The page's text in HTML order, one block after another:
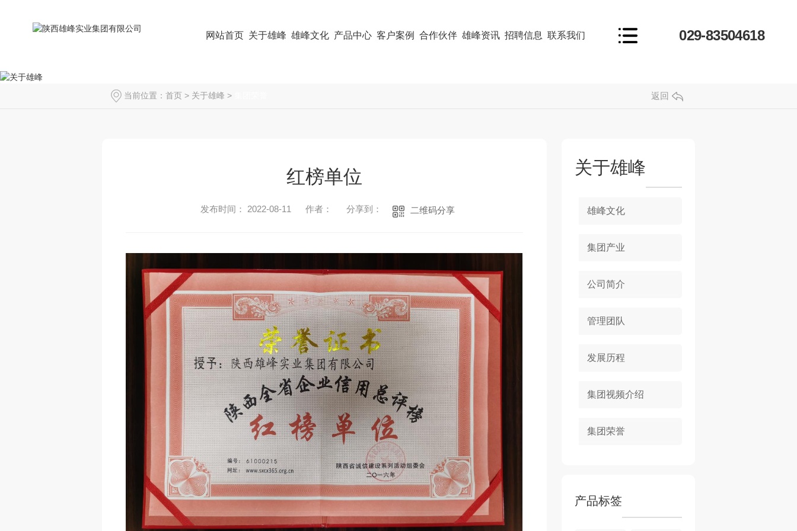
029-83504618
网站首页 关于雄峰 雄峰文化 产品中心 客户案例 合作伙伴 雄峰资讯 招聘信息 联系我们
当前位置： 首页 > 关于雄峰 > 返回
红榜单位
发布时间： 2022-08-11 作者： 分享到： 二维码分享
关于雄峰
雄峰文化
集团产业
公司简介
管理团队
发展历程
集团视频介绍
集团荣誉
产品标签